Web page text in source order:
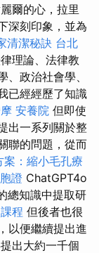
爾的心，拉里
深刻印象，並為
清潔秘訣 台北
理論、法律教
政治社會學、
已經經歷了知識
安養院 但即使
出一系列關於整
聯的問題，從而
：縮小毛孔療
證 ChatGPT4o
總知識中提取研
程 但後者也很
以便繼續提出進
出大約一千個